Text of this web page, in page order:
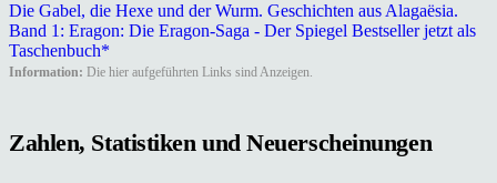
Die Gabel, die Hexe und der Wurm. Geschichten aus Alagaësia.
Band 1: Eragon: Die Eragon-Saga - Der Spiegel Bestseller jetzt als
Taschenbuch*
Information: Die hier aufgeführten Links sind Anzeigen.
Zahlen, Statistiken und Neuerscheinungen